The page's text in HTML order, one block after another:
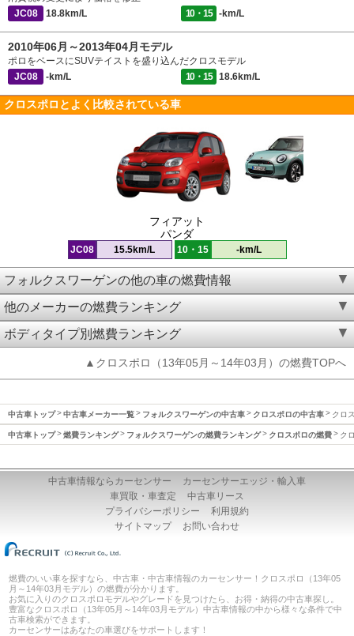
JC08
18.8km/L 10・15 -km/L
2010年06月～2013年04月モデル
ポロをベースにSUVテイストを盛り込んだクロスモデル
JC08
-km/L 10・15 18.6km/L
クロスポロとよく比較されている車
フィアット
パンダ
JC08 15.5km/L 10・15 -km/L
フォルクスワーゲンの他の車の燃費情報
他のメーカーの燃費ランキング
ボディタイプ別燃費ランキング
▲クロスポロ（13年05月～14年03月）の燃費TOPへ
中古車トップ 中古車メーカー一覧 フォルクスワーゲンの中古車 クロスポロの中古車 クロ
中古車トップ 燃費ランキング フォルクスワーゲンの燃費ランキング クロスポロの燃費 ク
中古車情報ならカーセンサー
カーセンサーエッジ・輸入車
車買取・車査定
中古車リース
プライバシーポリシー
利用規約
サイトマップ
お問い合わせ
燃費のいい車を探すなら、中古車・中古車情報のカーセンサー！クロスポロ（13年05
月～14年03月モデル）の燃費が分かります。
お気に入りのクロスポロモデルやグレードを見つけたら、お得・納得の中古車探し。
豊富なクロスポロ（13年05月～14年03月モデル）中古車情報の中から様々な条件で中
古車検索ができます。
カーセンサーはあなたの車選びをサポートします！